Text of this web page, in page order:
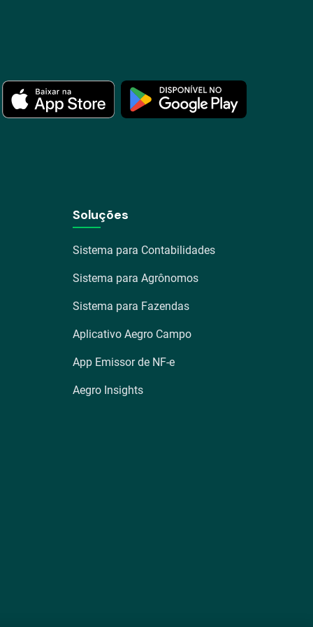
Soluções
Sistema para Contabilidades
Sistema para Agrônomos
Sistema para Fazendas
Aplicativo Aegro Campo
App Emissor de NF-e
Aegro Insights